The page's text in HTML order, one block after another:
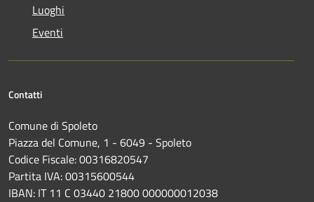
Luoghi
Eventi
Contatti
Comune di Spoleto
Piazza del Comune, 1 - 6049 - Spoleto
Codice Fiscale: 00316820547
Partita IVA: 00315600544
IBAN: IT 11 C 03440 21800 000000012038